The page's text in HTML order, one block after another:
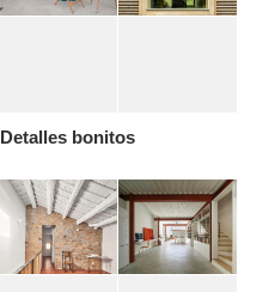
Detalles bonitos